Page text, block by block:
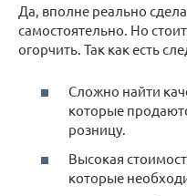
Да, вполне реально
самостоятельно. Но
огорчить. Так как есть
Сложно найти
которые
розницу.
Высокая
которые